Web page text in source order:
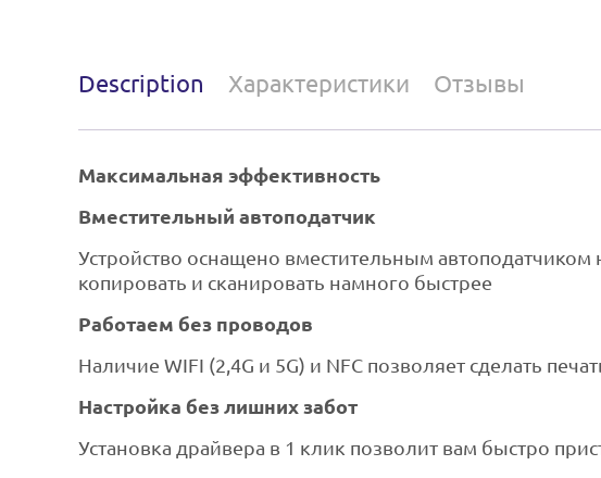
Description Характеристики Отзывы
Максимальная эффективность
Вместительный автоподатчик
Устройство оснащено вместительным автоподатчиком
копировать и сканировать намного быстрее
Работаем без проводов
Наличие WIFI (2,4G и 5G) и NFC позволяет сделать
Настройка без лишних забот
Установка драйвера в 1 клик позволит вам быстро